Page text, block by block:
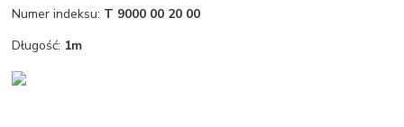
Numer indeksu: T 9000 00 20 00
Długość: 1m